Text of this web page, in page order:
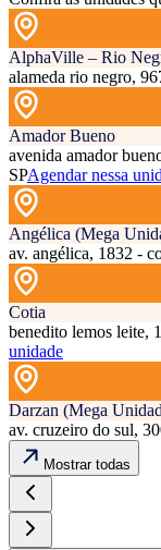
AlphaVille – Rio
alameda rio negro,
Amador Bueno
avenida amador
SPAgendar nessa
Angélica (Mega
av. angélica, 1832 -
Cotia
benedito lemos leite,
unidade
Darzan (Mega
av. cruzeiro do sul,
Mostrar todas